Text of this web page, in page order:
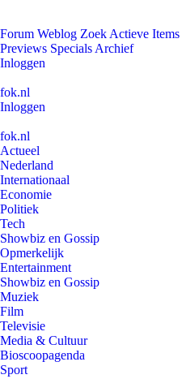
Forum Weblog Zoek Actieve Items
Previews Specials Archief
Inloggen
fok.nl
Inloggen
fok.nl
Actueel
Nederland
Internationaal
Economie
Politiek
Tech
Showbiz en Gossip
Opmerkelijk
Entertainment
Showbiz en Gossip
Muziek
Film
Televisie
Media & Cultuur
Bioscoopagenda
Sport